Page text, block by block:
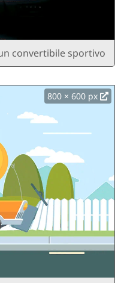
convertibile sportivo
800 × 600 px